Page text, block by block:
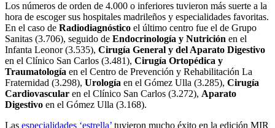
Los números de orden de 4.000 o inferiores tuvieron más suerte a la
hora de escoger sus hospitales madrileños y especialidades favoritas.
En el caso de Radiodiagnóstico el último centro fue el de Grupo
Sanitas (3.706), seguido de Endocrinología y Nutrición en el
Infanta Leonor (3.535), Cirugía General y del Aparato Digestivo
en el Clínico San Carlos (3.481), Cirugía Ortopédica y
Traumatología en el Centro de Prevención y Rehabilitación La
Fraternidad (3.298), Urología en el Gómez Ulla (3.285), Cirugía
Cardiovascular en el Clínico San Carlos (3.272), Aparato
Digestivo en el Gómez Ulla (3.168).
Las especialidades ‘estrella’ tuvieron mucho éxito en la edición MIR